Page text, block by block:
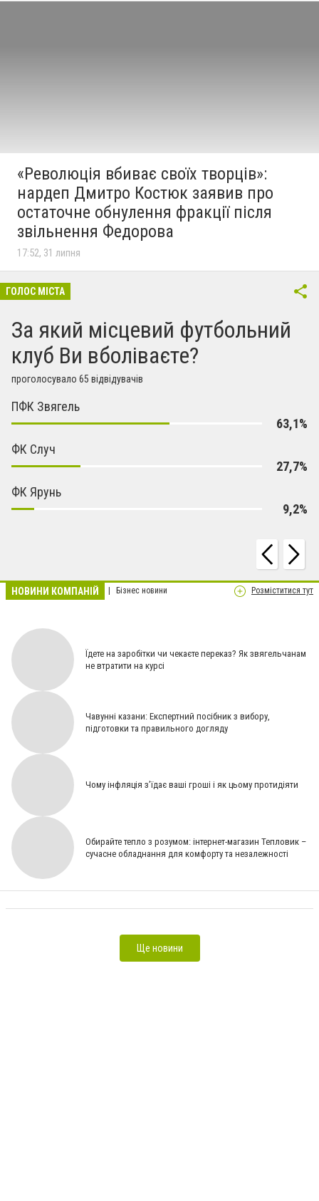
«Революція вбиває своїх творців»:
нардеп Дмитро Костюк заявив про
остаточне обнулення фракції після
звільнення Федорова
17:52, 31 липня
ГОЛОС МІСТА
За який місцевий футбольний
клуб Ви вболіваєте?
проголосувало 65 відвідувачів
ПФК Звягель
63,1%
ФК Случ
27,7%
ФК Ярунь
9,2%
НОВИНИ КОМПАНІЙ Бізнес новини Розміститися тут
Їдете на заробітки чи чекаєте переказ? Як звягельчанам
не втратити на курсі
Чавунні казани: Експертний посібник з вибору,
підготовки та правильного догляду
Чому інфляція з’їдає ваші гроші і як цьому протидіяти
Обирайте тепло з розумом: інтернет-магазин Тепловик –
сучасне обладнання для комфорту та незалежності
Що потрібно знати про валютний рахунок ФОПу у 2025 році [На правах реклами]
BOSCH превращает 0.5 секунды реакции в 14 метров сэкономленного тормозного пути [На правах
реклами]
Ще новини